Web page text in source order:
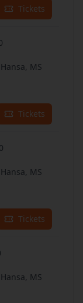
Tickets
MS
Tickets
MS
Tickets
MS